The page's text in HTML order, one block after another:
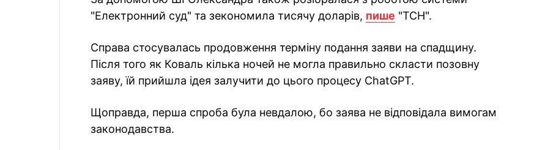
"Електронний суд" та зекономила тисячу доларів, пише "ТСН".
Справа стосувалась продовження терміну подання заяви на спадщину.
Після того як Коваль кілька ночей не могла правильно скласти позовну
заяву, їй прийшла ідея залучити до цього процесу ChatGPT.
Щоправда, перша спроба була невдалою, бо заява не відповідала вимогам
законодавства.